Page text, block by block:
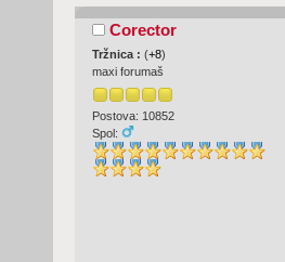
Corector
Tržnica : (+8)
maxi forumaš
Postova: 10852
Spol: